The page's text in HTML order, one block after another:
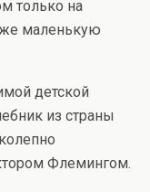
только на
маленькую
детской
из страны
Флемингом.